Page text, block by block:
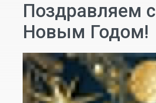
Поздравляем с
Новым Годом!